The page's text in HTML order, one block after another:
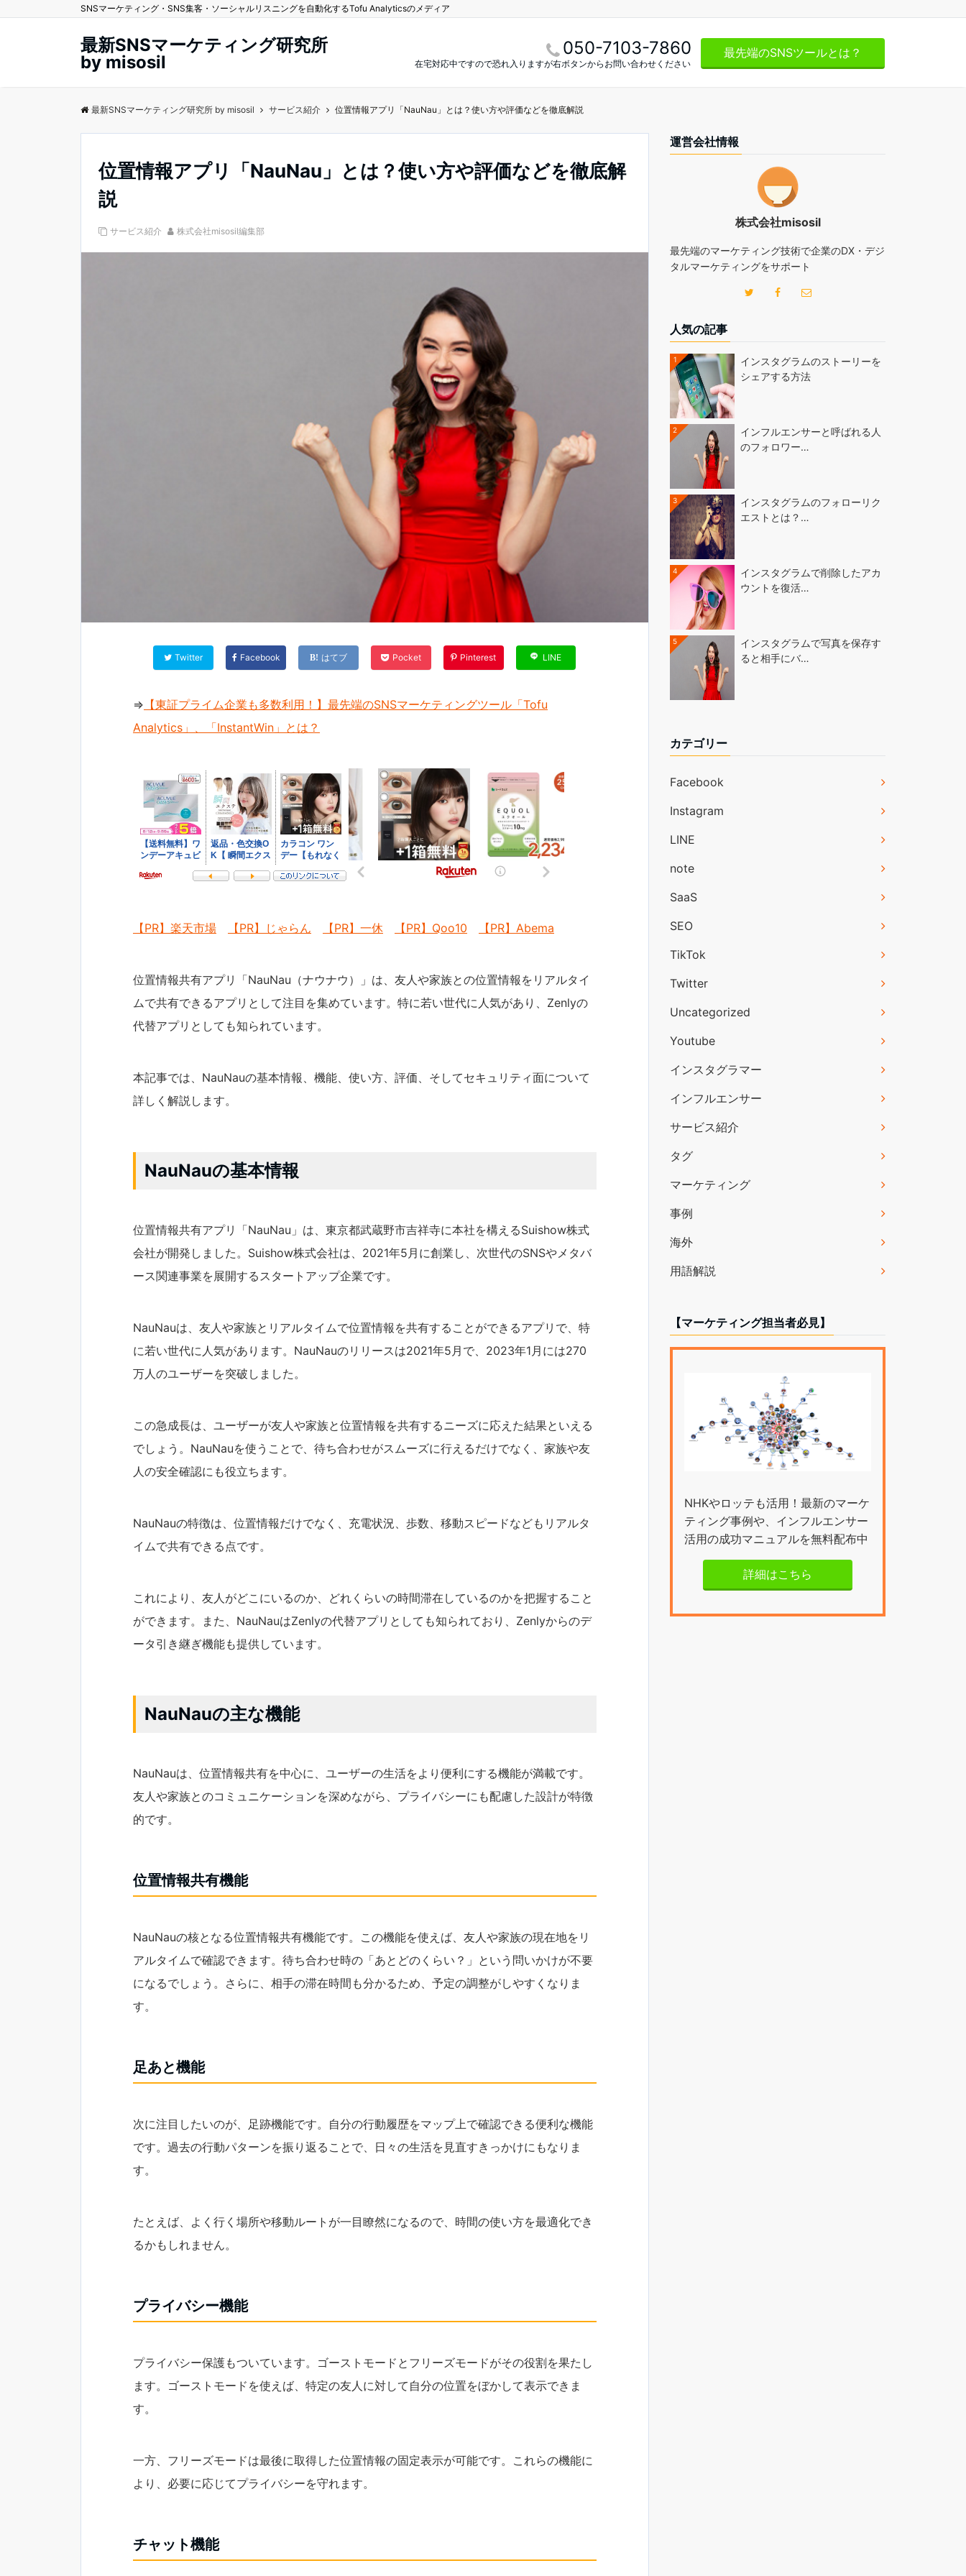
SNSマーケティング・SNS集客・ソーシャルリスニングを自動化するTofu Analyticsのメディア
最新SNSマーケティング研究所
by misosil
050-7103-7860
在宅対応中ですので恐れ入りますが右ボタンからお問い合わせください
最先端のSNSツールとは？
最新SNSマーケティング研究所 by misosil サービス紹介 位置情報アプリ「NauNau」とは？使い方や評価などを徹底解説
位置情報アプリ「NauNau」とは？使い方や評価などを徹底解
説
サービス紹介 株式会社misosil編集部
Twitter Facebook はてブ Pocket Pinterest LINE
⇒ 【東証プライム企業も多数利用！】最先端のSNSマーケティングツール「Tofu
Analytics」、「InstantWin」とは？
【PR】楽天市場 【PR】じゃらん 【PR】一休 【PR】Qoo10 【PR】Abema
位置情報共有アプリ「NauNau（ナウナウ）」は、友人や家族との位置情報をリアルタイ
ムで共有できるアプリとして注目を集めています。特に若い世代に人気があり、Zenlyの
代替アプリとしても知られています。
本記事では、NauNauの基本情報、機能、使い方、評価、そしてセキュリティ面について
詳しく解説します。
NauNauの基本情報
位置情報共有アプリ「NauNau」は、東京都武蔵野市吉祥寺に本社を構えるSuishow株式
会社が開発しました。Suishow株式会社は、2021年5月に創業し、次世代のSNSやメタバ
ース関連事業を展開するスタートアップ企業です。
NauNauは、友人や家族とリアルタイムで位置情報を共有することができるアプリで、特
に若い世代に人気があります。NauNauのリリースは2021年5月で、2023年1月には270
万人のユーザーを突破しました。
この急成長は、ユーザーが友人や家族と位置情報を共有するニーズに応えた結果といえる
でしょう。NauNauを使うことで、待ち合わせがスムーズに行えるだけでなく、家族や友
人の安全確認にも役立ちます。
NauNauの特徴は、位置情報だけでなく、充電状況、歩数、移動スピードなどもリアルタ
イムで共有できる点です。
これにより、友人がどこにいるのか、どれくらいの時間滞在しているのかを把握すること
ができます。また、NauNauはZenlyの代替アプリとしても知られており、Zenlyからのデ
ータ引き継ぎ機能も提供しています。
NauNauの主な機能
NauNauは、位置情報共有を中心に、ユーザーの生活をより便利にする機能が満載です。
友人や家族とのコミュニケーションを深めながら、プライバシーにも配慮した設計が特徴
的です。
位置情報共有機能
NauNauの核となる位置情報共有機能です。この機能を使えば、友人や家族の現在地をリ
アルタイムで確認できます。待ち合わせ時の「あとどのくらい？」という問いかけが不要
になるでしょう。さらに、相手の滞在時間も分かるため、予定の調整がしやすくなりま
す。
足あと機能
次に注目したいのが、足跡機能です。自分の行動履歴をマップ上で確認できる便利な機能
です。過去の行動パターンを振り返ることで、日々の生活を見直すきっかけにもなりま
す。
たとえば、よく行く場所や移動ルートが一目瞭然になるので、時間の使い方を最適化でき
るかもしれません。
プライバシー機能
プライバシー保護もついています。ゴーストモードとフリーズモードがその役割を果たし
ます。ゴーストモードを使えば、特定の友人に対して自分の位置をぼかして表示できま
す。
一方、フリーズモードは最後に取得した位置情報の固定表示が可能です。これらの機能に
より、必要に応じてプライバシーを守れます。
チャット機能
運営会社情報
株式会社misosil
最先端のマーケティング技術で企業のDX・デジ
タルマーケティングをサポート
人気の記事
1
インスタグラムのストーリーを
シェアする方法
2
インフルエンサーと呼ばれる人
のフォロワー…
3
インスタグラムのフォローリク
エストとは？…
4
インスタグラムで削除したアカ
ウントを復活…
5
インスタグラムで写真を保存す
ると相手にバ…
カテゴリー
Facebook
Instagram
LINE
note
SaaS
SEO
TikTok
Twitter
Uncategorized
Youtube
インスタグラマー
インフルエンサー
サービス紹介
タグ
マーケティング
事例
海外
用語解説
【マーケティング担当者必見】
NHKやロッテも活用！最新のマーケ
ティング事例や、インフルエンサー
活用の成功マニュアルを無料配布中
詳細はこちら